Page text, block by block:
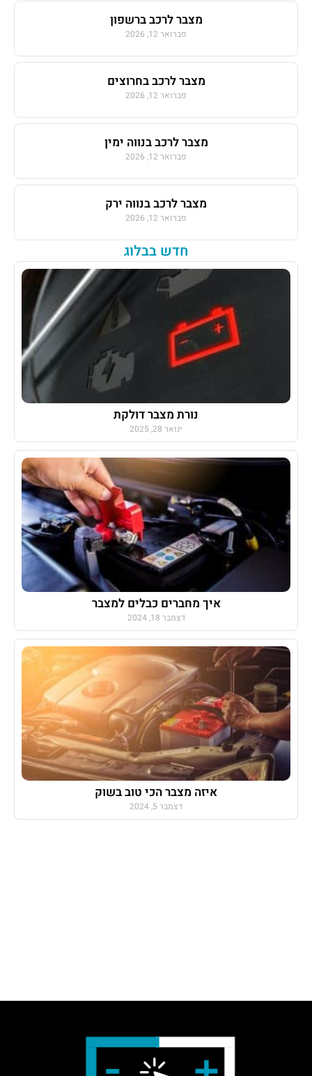
מצבר לרכב ברשפון
פברואר 12, 2026
מצבר לרכב בחרוצים
פברואר 12, 2026
מצבר לרכב בנווה ימין
פברואר 12, 2026
מצבר לרכב בנווה ירק
פברואר 12, 2026
חדש בבלוג
נורת מצבר דולקת
ינואר 28, 2025
איך מחברים כבלים למצבר
דצמבר 18, 2024
איזה מצבר הכי טוב בשוק
דצמבר 5, 2024